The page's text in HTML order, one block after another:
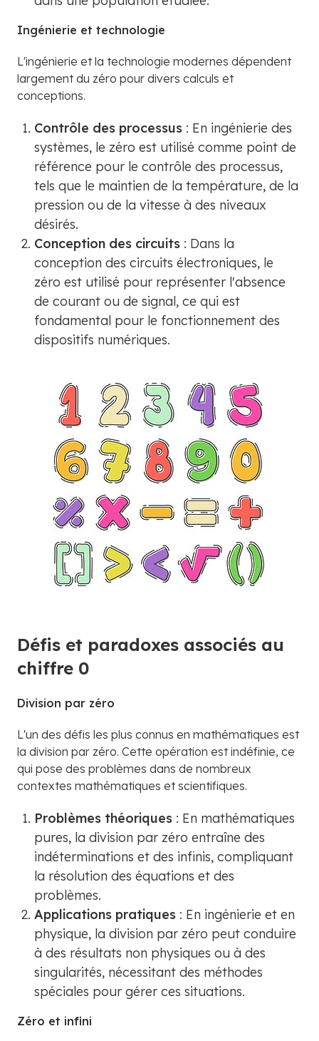
Ingénierie et technologie
L'ingénierie et la technologie modernes dépendent
largement du zéro pour divers calculs et
conceptions.
Contrôle des processus : En ingénierie des
systèmes, le zéro est utilisé comme point de
référence pour le contrôle des processus,
tels que le maintien de la température, de la
pression ou de la vitesse à des niveaux
désirés.
Conception des circuits : Dans la
conception des circuits électroniques, le
zéro est utilisé pour représenter l'absence
de courant ou de signal, ce qui est
fondamental pour le fonctionnement des
dispositifs numériques.
Défis et paradoxes associés au
chiffre 0
Division par zéro
L'un des défis les plus connus en mathématiques est
la division par zéro. Cette opération est indéfinie, ce
qui pose des problèmes dans de nombreux
contextes mathématiques et scientifiques.
Problèmes théoriques : En mathématiques
pures, la division par zéro entraîne des
indéterminations et des infinis, compliquant
la résolution des équations et des
problèmes.
Applications pratiques : En ingénierie et en
physique, la division par zéro peut conduire
à des résultats non physiques ou à des
singularités, nécessitant des méthodes
spéciales pour gérer ces situations.
Zéro et infini